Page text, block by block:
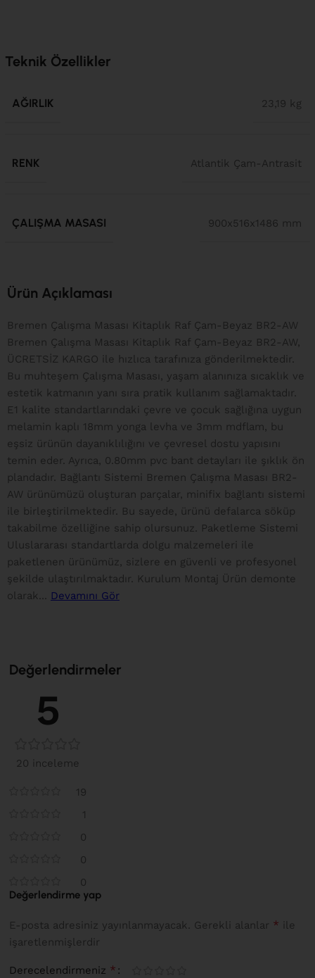
Teknik Özellikler
AĞIRLIK 23,19 kg
RENK Atlantik Çam-Antrasit
ÇALIŞMA MASASI 900x516x1486 mm
Ürün Açıklaması
Bremen Çalışma Masası Kitaplık Raf Çam-Beyaz BR2-AW
Bremen Çalışma Masası Kitaplık Raf Çam-Beyaz BR2-AW,
ÜCRETSİZ KARGO ile hızlıca tarafınıza gönderilmektedir.
Bu muhteşem Çalışma Masası, yaşam alanınıza sıcaklık ve
estetik katmanın yanı sıra pratik kullanım sağlamaktadır.
E1 kalite standartlarındaki çevre ve çocuk sağlığına uygun
melamin kaplı 18mm yonga levha ve 3mm mdflam, bu
eşsiz ürünün dayanıklılığını ve çevresel dostu yapısını
temin eder. Ayrıca, 0.80mm pvc bant detayları ile şıklık ön
plandadır. Bağlantı Sistemi Bremen Çalışma Masası BR2-
AW ürünümüzü oluşturan parçalar, minifix bağlantı sistemi
ile birleştirilmektedir. Bu sayede, ürünü defalarca söküp
takabilme özelliğine sahip olursunuz. Paketleme Sistemi
Uluslararası standartlarda dolgu malzemeleri ile
paketlenen ürünümüz, sizlere en güvenli ve profesyonel
şekilde ulaştırılmaktadır. Kurulum Montaj Ürün demonte
olarak... Devamını Gör
Değerlendirmeler
5
20 inceleme
19
1
0
0
0
Değerlendirme yap
E-posta adresiniz yayınlanmayacak. Gerekli alanlar * ile
işaretlenmişlerdir
Derecelendirmeniz *